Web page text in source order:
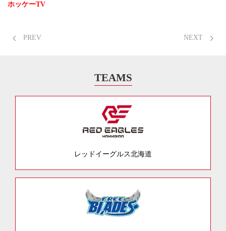
ホッケーTV
PREV NEXT
TEAMS
レッドイーグルス北海道